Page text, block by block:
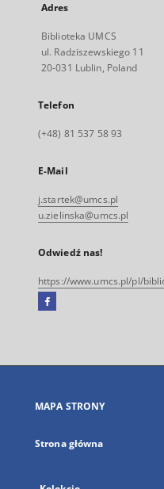
Adres
Biblioteka UMCS
ul. Radziszewskiego 11
20-031 Lublin, Poland
Telefon
(+48) 81 537 58 93
E-Mail
j.startek@umcs.pl
u.zielinska@umcs.pl
Odwiedź nas!
https://www.umcs.pl/pl/
Facebook
się
karcie
MAPA STRONY
Strona główna